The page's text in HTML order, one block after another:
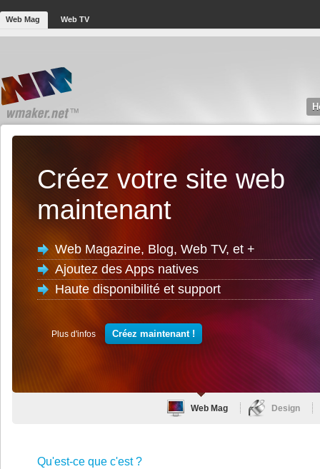
Web Mag Web TV
Créez votre site web
maintenant
Web Magazine, Blog, Web TV, et +
Ajoutez des Apps natives
Haute disponibilité et support
Plus d'infos Créez maintenant !
Web Mag Design
Qu'est-ce que c'est ?